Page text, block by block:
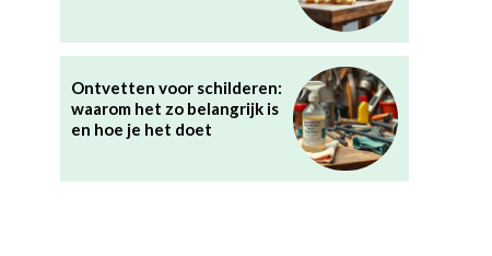
Ontvetten voor schilderen:
waarom het zo belangrijk is
en hoe je het doet